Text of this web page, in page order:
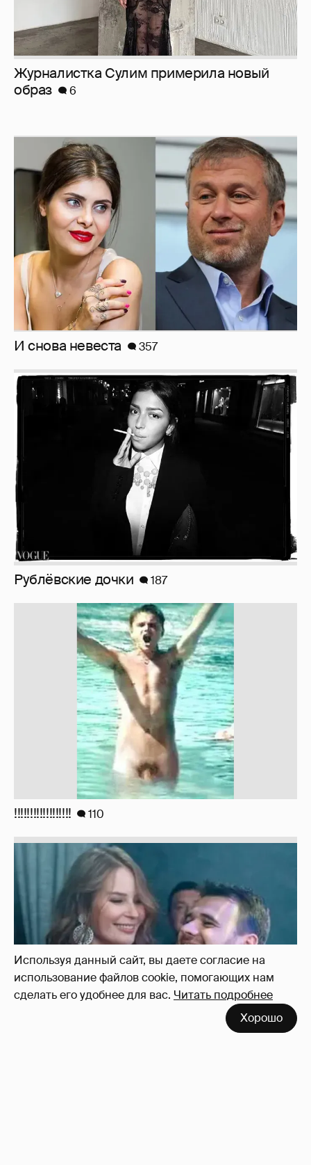
Используя данный сайт, вы даете согласие на
использование файлов cookie, помогающих нам
сделать его удобнее для вас. Читать подробнее
Хорошо
Журналистка Сулим примерила новый
образ
6
И снова невеста 357
Рублёвские дочки 187
!!!!!!!!!!!!!!!!!! 110